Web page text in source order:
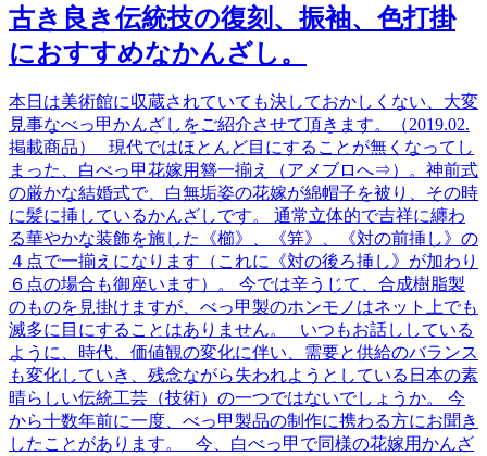
古き良き伝統技の復刻、振袖、色打掛
におすすめなかんざし。
本日は美術館に収蔵されていても決しておかしくない、大変
見事なべっ甲かんざしをご紹介させて頂きます。（2019.02.
掲載商品） 現代ではほとんど目にすることが無くなってし
まった、白べっ甲花嫁用簪一揃え（アメブロへ⇒）。神前式
の厳かな結婚式で、白無垢姿の花嫁が綿帽子を被り、その時
に髪に挿しているかんざしです。 通常立体的で吉祥に纏わ
る華やかな装飾を施した《櫛》、《笄》、《対の前挿し》の
４点で一揃えになります（これに《対の後ろ挿し》が加わり
６点の場合も御座います）。 今では辛うじて、合成樹脂製
のものを見掛けますが、べっ甲製のホンモノはネット上でも
滅多に目にすることはありません。 いつもお話ししている
ように、時代、価値観の変化に伴い、需要と供給のバランス
も変化していき、残念ながら失われようとしている日本の素
晴らしい伝統工芸（技術）の一つではないでしょうか。 今
から十数年前に一度、べっ甲製品の制作に携わる方にお聞き
したことがあります。 今、白べっ甲で同様の花嫁用かんざ